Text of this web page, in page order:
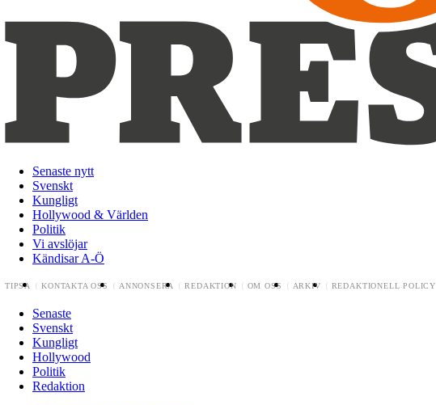
Senaste nytt
Svenskt
Kungligt
Hollywood & Världen
Politik
Vi avslöjar
Kändisar A-Ö
TIPSA KONTAKTA OSS ANNONSERA REDAKTION OM OSS ARKIV REDAKTIONELL POLICY
Senaste
Svenskt
Kungligt
Hollywood
Politik
Redaktion